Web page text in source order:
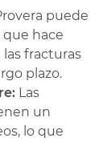
puede
que hace
las fracturas
plazo.
Las
un
lo que